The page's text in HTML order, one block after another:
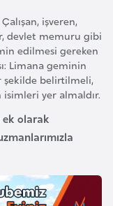
işveren,
devlet memuru gibi
edilmesi gereken
Limana geminin
şekilde belirtilmeli,
yer almaldır.
ek olarak